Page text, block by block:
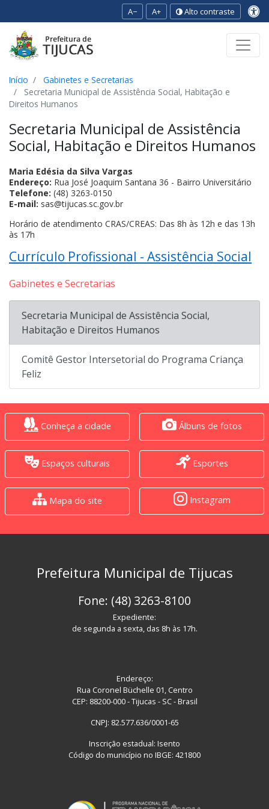
A− A+ Alto contraste
Início
Gabinetes e Secretarias
Secretaria Municipal de Assistência Social, Habitação e
Direitos Humanos
Secretaria Municipal de Assistência
Social, Habitação e Direitos Humanos
Maria Edésia da Silva Vargas
Endereço: Rua José Joaquim Santana 36 - Bairro Universitário
Telefone: (48) 3263-0150
E-mail: sas@tijucas.sc.gov.br
Horário de atendimento CRAS/CREAS: Das 8h às 12h e das 13h
às 17h
Currículo Profissional - Assistência Social
Gabinetes e Secretarias
Secretaria Municipal de Assistência Social,
Habitação e Direitos Humanos
Comitê Gestor Intersetorial do Programa Criança
Feliz
Conheça a cidade Álbuns de fotos
Espaços culturais Esportes
Mapa do site Instagram
Prefeitura Municipal de Tijucas
Fone: (48) 3263-8100
Expediente:
de segunda a sexta, das 8h às 17h.
Endereço:
Rua Coronel Büchelle 01, Centro
CEP: 88200-000 - Tijucas - SC - Brasil
CNPJ: 82.577.636/0001-65
Inscrição estadual: Isento
Código do município no IBGE: 421800